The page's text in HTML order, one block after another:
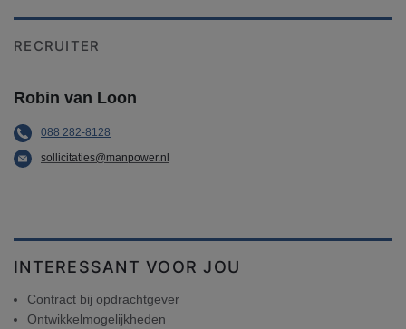
RECRUITER
Robin van Loon
088 282-8128
sollicitaties@manpower.nl
INTERESSANT VOOR JOU
Contract bij opdrachtgever
Ontwikkelmogelijkheden